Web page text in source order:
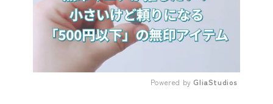
Powered by GliaStudios